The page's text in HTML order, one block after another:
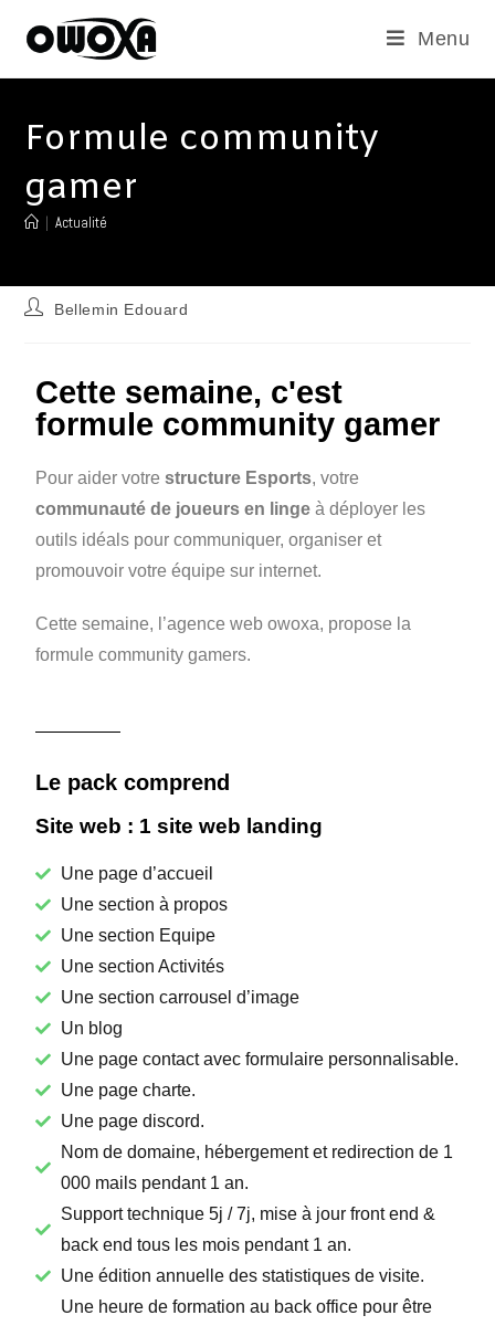
Menu
Formule community
gamer
| Actualité
Bellemin Edouard
Cette semaine, c'est
formule community gamer
Pour aider votrestructure Esports, votre
communauté de joueurs en linge à déployer les
outils idéals pour communiquer, organiser et
promouvoir votre équipe sur internet.
Cette semaine, l’agence web owoxa, propose la
formule community gamers.
Le pack comprend
Site web : 1 site web landing
Une page d’accueil
Une section à propos
Une section Equipe
Une section Activités
Une section carrousel d’image
Un blog
Une page contact avec formulaire personnalisable.
Une page charte.
Une page discord.
Nom de domaine, hébergement et redirection de 1
000 mails pendant 1 an.
Support technique 5j / 7j, mise à jour front end &
back end tous les mois pendant 1 an.
Une édition annuelle des statistiques de visite.
Une heure de formation au back office pour être